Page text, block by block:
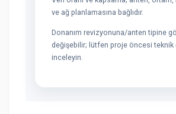
ve ağ planlamasına bağlıdır.
Donanım revizyonuna/anten tipine
değişebilir; lütfen proje öncesi teknik
inceleyin.